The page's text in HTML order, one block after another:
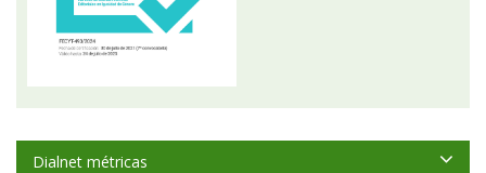
Dialnet métricas